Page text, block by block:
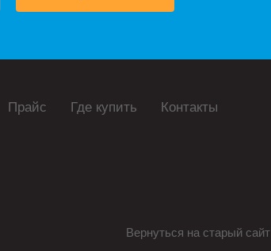
Прайс Где купить Контакты
Вернуться на старый сайт